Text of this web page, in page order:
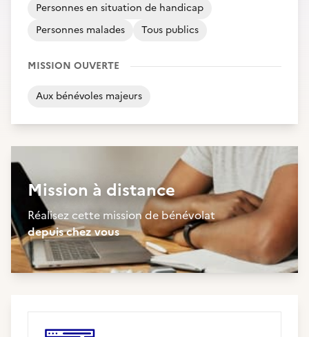
Personnes en situation de handicap
Personnes malades
Tous publics
MISSION OUVERTE
Aux bénévoles majeurs
Mission à distance
Réalisez cette mission de bénévolat
depuis chez vous